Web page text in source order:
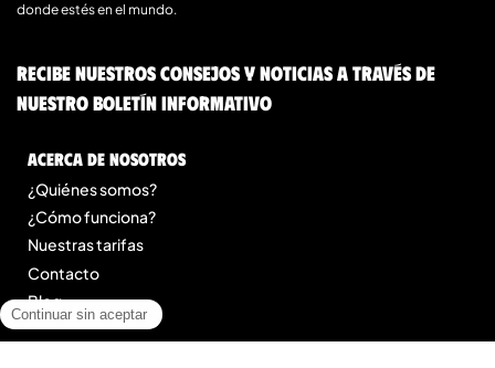
donde estés en el mundo.
Recibe nuestros consejos y noticias a través de
nuestro boletín informativo
Acerca de nosotros
¿Quiénes somos?
¿Cómo funciona?
Nuestras tarifas
Contacto
Blog